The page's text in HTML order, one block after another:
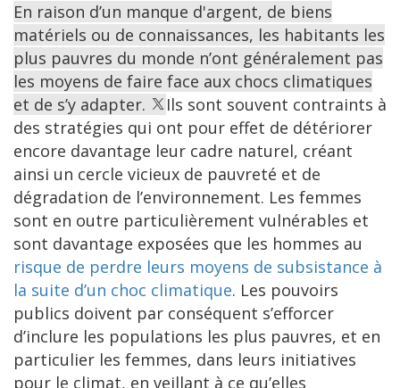
En raison d’un manque d'argent, de biens
matériels ou de connaissances, les habitants les
plus pauvres du monde n’ont généralement pas
les moyens de faire face aux chocs climatiques
et de s’y adapter.
Ils sont souvent contraints à
des stratégies qui ont pour effet de détériorer
encore davantage leur cadre naturel, créant
ainsi un cercle vicieux de pauvreté et de
dégradation de l’environnement. Les femmes
sont en outre particulièrement vulnérables et
sont davantage exposées que les hommes au
risque de perdre leurs moyens de subsistance à
la suite d’un choc climatique. Les pouvoirs
publics doivent par conséquent s’efforcer
d’inclure les populations les plus pauvres, et en
particulier les femmes, dans leurs initiatives
pour le climat, en veillant à ce qu’elles